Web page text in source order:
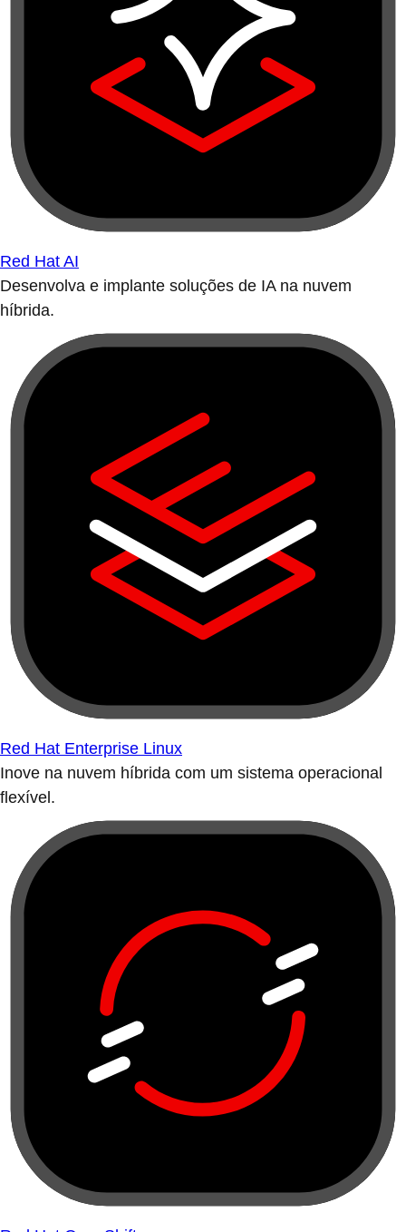
Red Hat AI
Desenvolva e implante soluções de IA na nuvem
híbrida.
Red Hat Enterprise Linux
Inove na nuvem híbrida com um sistema operacional
flexível.